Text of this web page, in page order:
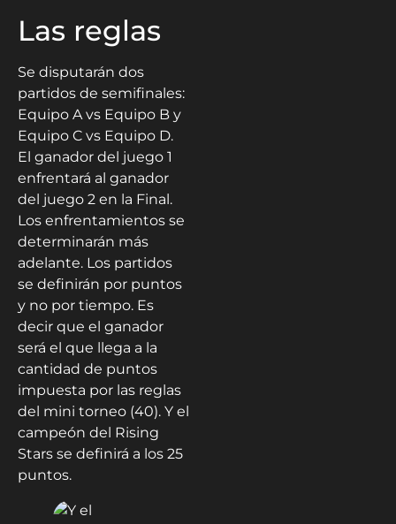
Las reglas
Se disputarán dos
partidos de semifinales:
Equipo A vs Equipo B y
Equipo C vs Equipo D.
El ganador del juego 1
enfrentará al ganador
del juego 2 en la Final.
Los enfrentamientos se
determinarán más
adelante. Los partidos
se definirán por puntos
y no por tiempo. Es
decir que el ganador
será el que llega a la
cantidad de puntos
impuesta por las reglas
del mini torneo (40). Y el
campeón del Rising
Stars se definirá a los 25
puntos.